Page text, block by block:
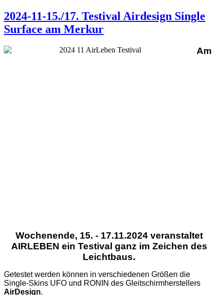
2024-11-15./17. Testival Airdesign Single
Surface am Merkur
Am
Wochenende, 15. - 17.11.2024 veranstaltet
AIRLEBEN ein Testival ganz im Zeichen des
Leichtbaus.
Getestet werden können in verschiedenen Größen die
Single-Skins UFO und RONIN des Gleitschirmherstellers
AirDesign.